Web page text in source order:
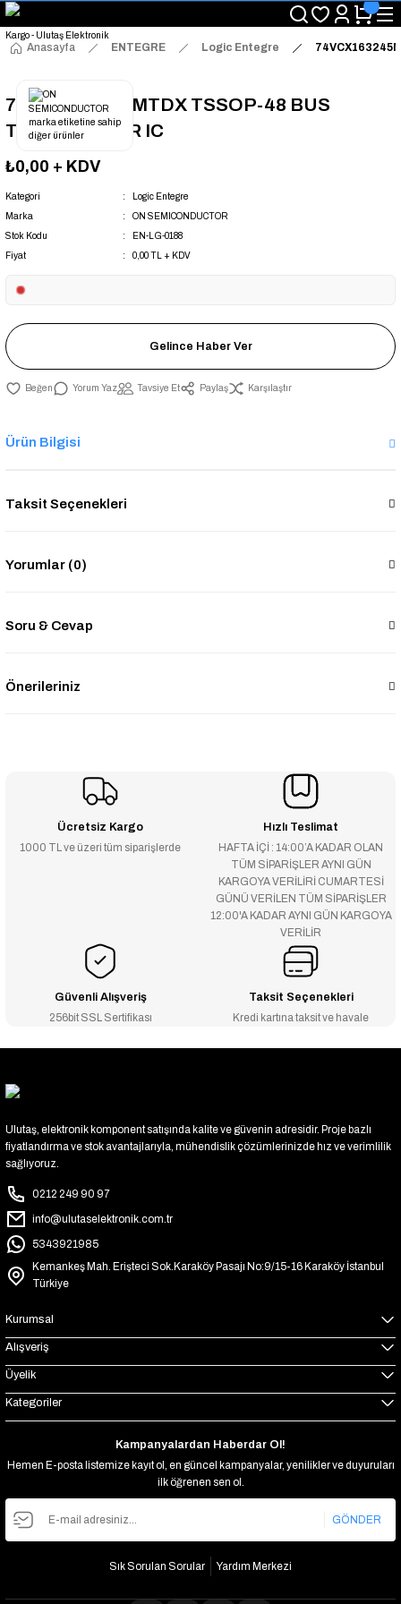
"Saat 14:00'a Kadar Verilen Siparişlerde Aynı Gün Kargo Avantajı!
"Binlerce Ürün Çeşitliliği ile Stoktan Hemen Teslim."
"Toptan Fiyatına Perakende Satış Avantajını Kaçırmayın!"
Anasayfa ENTEGRE Logic Entegre
74VCX163245MTDX TSSOP-48 BUS
TRANSCEIVER IC
₺0,00 + KDV
Kategori
Logic Entegre
Marka
ON SEMICONDUCTOR
Stok Kodu
EN-LG-0188
Fiyat
0,00 TL + KDV
Gelince Haber Ver
Yorum Yaz Tavsiye Et Paylaş Karşılaştır
Ürün Bilgisi
Taksit Seçenekleri
Yorumlar (0)
Soru & Cevap
Önerileriniz
Ücretsiz Kargo
1000 TL ve üzeri tüm siparişlerde
Hızlı Teslimat
HAFTA İÇİ : 14:00’A KADAR OLAN
TÜM SİPARİŞLER AYNI GÜN
KARGOYA VERİLİRİ CUMARTESİ
GÜNÜ VERİLEN TÜM SİPARİŞLER
12:00'A KADAR AYNI GÜN KARGOYA
VERİLİR
Güvenli Alışveriş
256bit SSL Sertifikası
Taksit Seçenekleri
Kredi kartına taksit ve havale
Ulutaş, elektronik komponent satışında kalite ve güvenin adresidir. Proje bazlı
fiyatlandırma ve stok avantajlarıyla, mühendislik çözümlerinizde hız ve verimlilik
sağlıyoruz.
0212 249 90 97
info@ulutaselektronik.com.tr
5343921985
Kemankeş Mah. Erişteci Sok.Karaköy Pasajı No:9/15-16 Karaköy İstanbul
Türkiye
Kurumsal
Alışveriş
Üyelik
Kategoriler
Kampanyalardan Haberdar Ol!
Hemen E-posta listemize kayıt ol, en güncel kampanyalar, yenilikler ve duyuruları
ilk öğrenen sen ol.
GÖNDER
Sık Sorulan Sorular Yardım Merkezi